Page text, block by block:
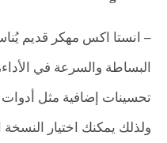
– انستا اكس مهكر قديم
البساطة والسرعة في
تحسينات إضافية مثل
ولذلك يمكنك اختيار